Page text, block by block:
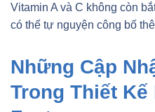
Vitamin A và C không còn
có thể tự nguyện công bố
Những Cập
Trong Thiết